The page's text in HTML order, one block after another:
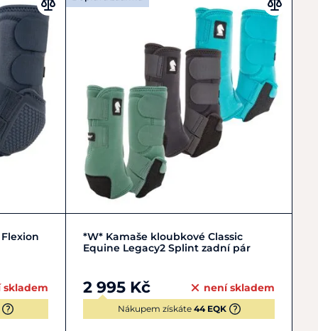
skladem
Zobrazit detail
*W* Kamaše kloubkové Classic
Equine Legacy2 Splint zadní pár
2 995 Kč není skladem
Nákupem získáte 44 EQK